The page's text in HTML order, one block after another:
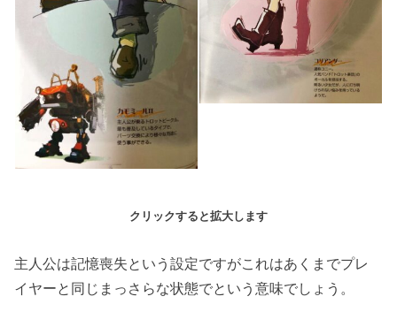
クリックすると拡大します
主人公は記憶喪失という設定ですがこれはあくまでプレ
イヤーと同じまっさらな状態でという意味でしょう。